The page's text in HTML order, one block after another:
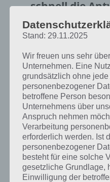
schnell die
Lösungen der
finden!
Da die Reihenfolge der Level in
findest du nachfolgend die 94%
mit Toast”.
Bild Mann mit
Nachfolgend findest du alle
Bild: Mann mit Toast in der App
Prozent-Werten sortiert. Hier
Stand: 29.11.2025
Wir freuen uns sehr
Unternehmen. Eine
grundsätzlich ohne jede
personenbezogener
betroffene Person
Unternehmens über
Anspruch nehmen
Verarbeitung
erforderlich werden. Ist
personenbezogener
besteht für eine solche
gesetzliche Grundlage,
Einwilligung der